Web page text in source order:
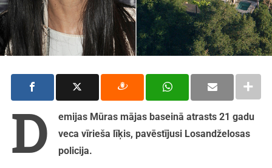
D
emijas Mūras mājas baseinā atrasts 21 gadu
veca vīrieša līķis, pavēstījusi Losandželosas
policija.